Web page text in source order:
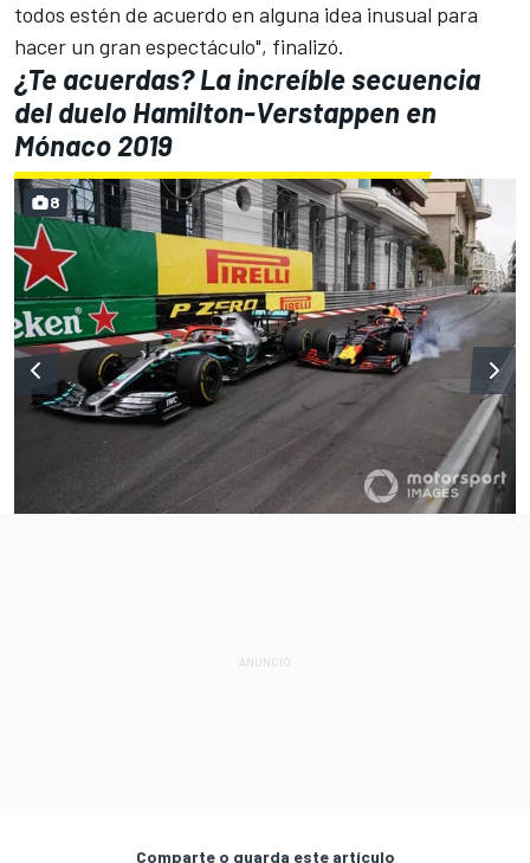
todos estén de acuerdo en alguna idea inusual para
hacer un gran espectáculo", finalizó.
¿Te acuerdas? La increíble secuencia
del duelo Hamilton-Verstappen en
Mónaco 2019
8
Comparte o guarda este artículo